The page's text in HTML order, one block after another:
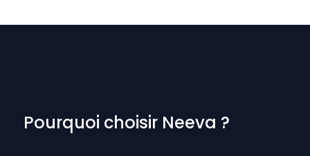
Pourquoi choisir Neeva ?